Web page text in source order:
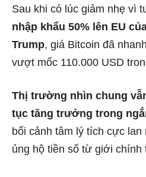
Sau khi có lúc giảm nhẹ vì
nhập khẩu 50% lên EU
Trump, giá Bitcoin đã
vượt mốc 110.000 USD
Thị trường nhìn chung
tục tăng trưởng trong
bối cảnh tâm lý tích cực lan
ủng hộ tiền số từ giới chính